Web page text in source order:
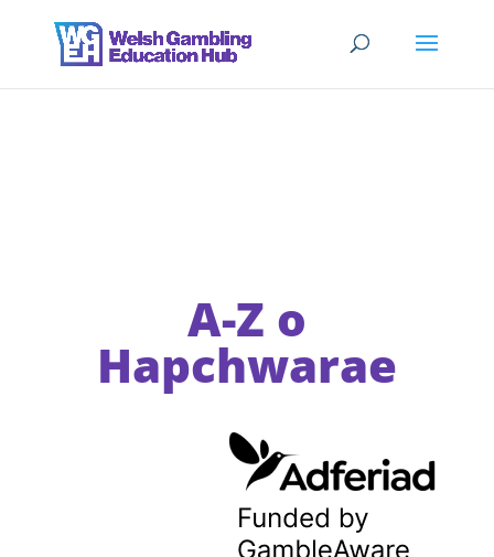
A-Z o
Hapchwarae